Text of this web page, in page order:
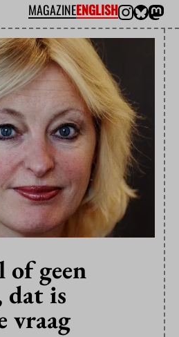
MAGAZINEENGLISH
of geen
dat is
vraag